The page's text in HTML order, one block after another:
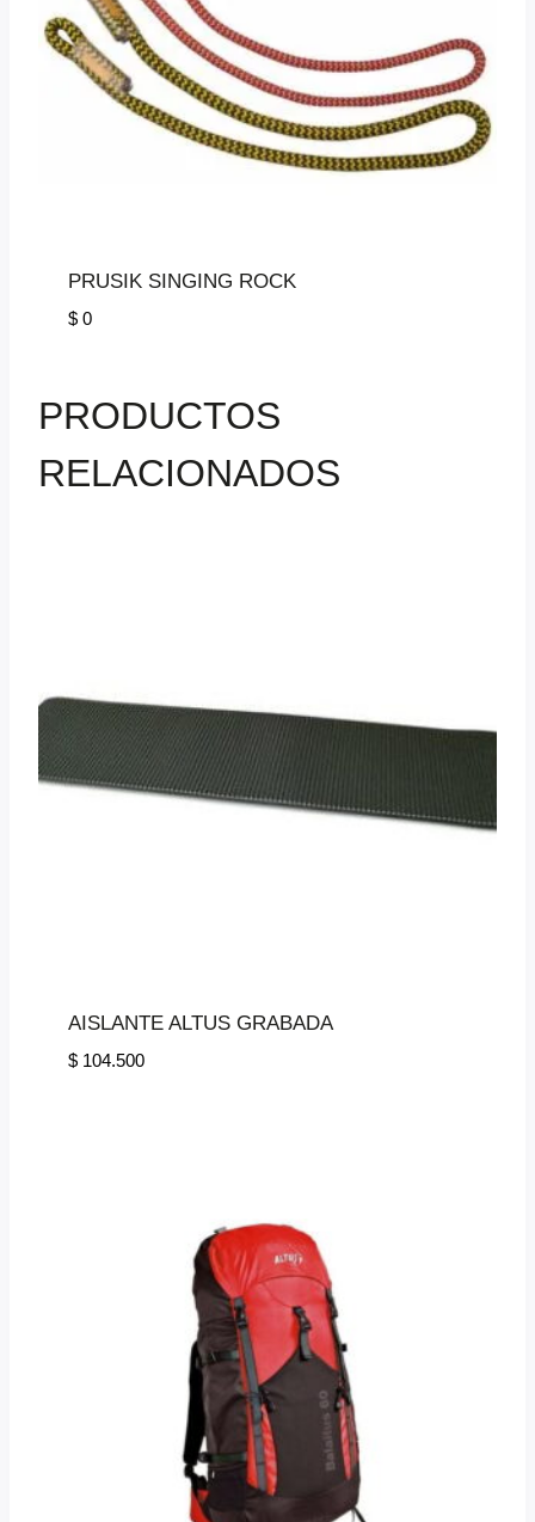
PRUSIK SINGING ROCK
$0
PRODUCTOS
RELACIONADOS
AISLANTE ALTUS GRABADA
$104.500